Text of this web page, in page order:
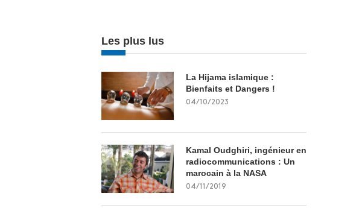
Les plus lus
La Hijama islamique :
Bienfaits et Dangers !
04/10/2023
Kamal Oudghiri, ingénieur en
radiocommunications : Un
marocain à la NASA
04/11/2019